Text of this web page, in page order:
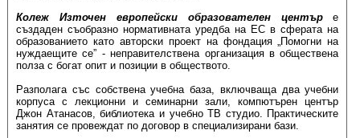
Колеж Източен европейски образователен центъре
създаден съобразно нормативната уредба на ЕС в сферата на
образованието като авторски проект на фондация „Помогни на
нуждаещите се” - неправителствена организация в обществена
полза с богат опит и позиции в обществото.
Разполага със собствена учебна база, включваща два учебни
корпуса с лекционни и семинарни зали, компютърен център
Джон Атанасов, библиотека и учебно ТВ студио. Практическите
занятия се провеждат по договор в специализирани бази.